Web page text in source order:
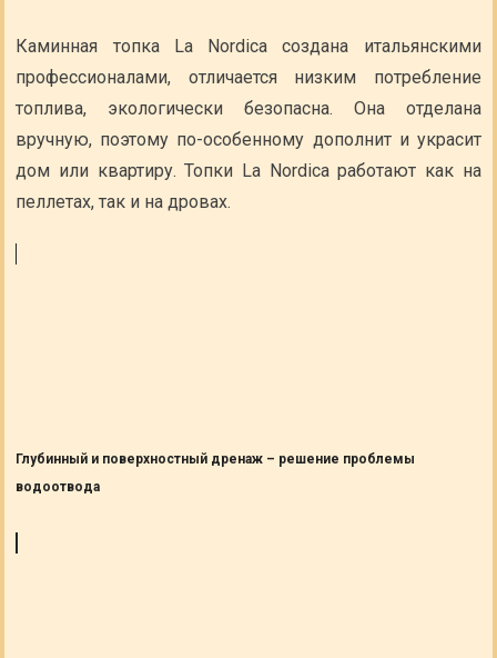
Каминная топка La Nordica создана итальянскими
профессионалами, отличается низким потребление
топлива, экологически безопасна. Она отделана
вручную, поэтому по-особенному дополнит и украсит
дом или квартиру. Топки La Nordica работают как на
пеллетах, так и на дровах.
Глубинный и поверхностный дренаж – решение проблемы
водоотвода